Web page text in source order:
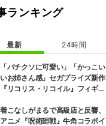
ランキング
最新 24時間
「バチクソに可愛い」「かっこい
いお姉さん感」セガプライズ新作
『リコリス・リコイル』フィギュ
着こなしがまるで高級店と反響、
アニメ『呪術廻戦』牛角コラボイ